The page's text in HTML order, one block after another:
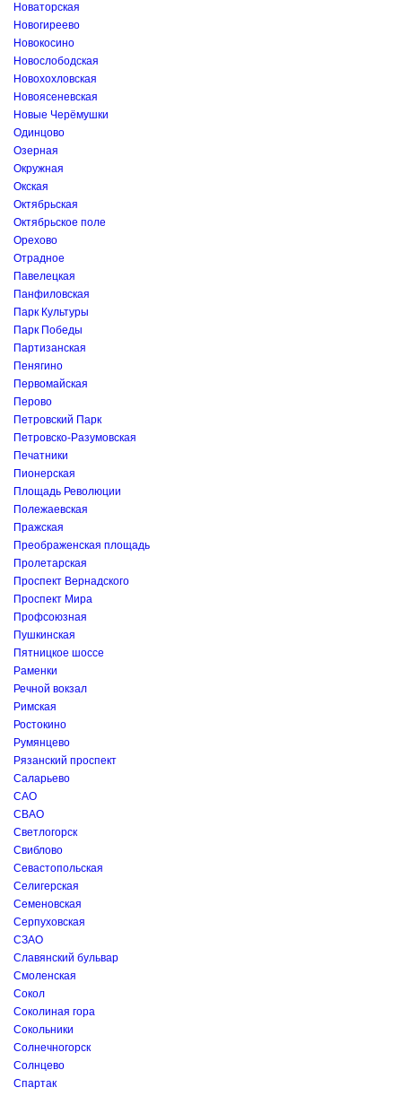
Новаторская
Новогиреево
Новокосино
Новослободская
Новохохловская
Новоясеневская
Новые Черёмушки
Одинцово
Озерная
Окружная
Окская
Октябрьская
Октябрьское поле
Орехово
Отрадное
Павелецкая
Панфиловская
Парк Культуры
Парк Победы
Партизанская
Пенягино
Первомайская
Перово
Петровский Парк
Петровско-Разумовская
Печатники
Пионерская
Площадь Революции
Полежаевская
Пражская
Преображенская площадь
Пролетарская
Проспект Вернадского
Проспект Мира
Профсоюзная
Пушкинская
Пятницкое шоссе
Раменки
Речной вокзал
Римская
Ростокино
Румянцево
Рязанский проспект
Саларьево
САО
СВАО
Светлогорск
Свиблово
Севастопольская
Селигерская
Семеновская
Серпуховская
СЗАО
Славянский бульвар
Смоленская
Сокол
Соколиная гора
Сокольники
Солнечногорск
Солнцево
Спартак